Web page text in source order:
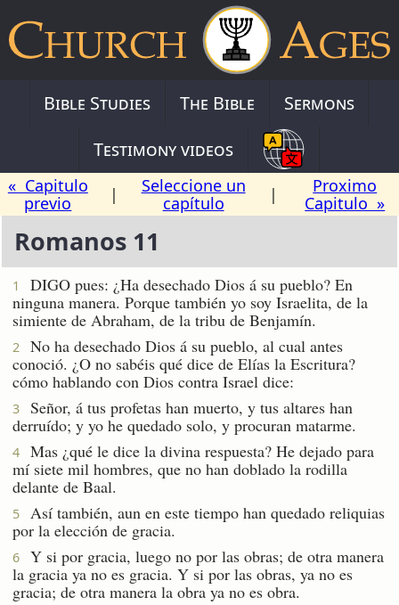
Bible Studies The Bible
Sermons
Testimony videos
« Capitulo
previo
|
Seleccione un
capítulo
|
Proximo
Capitulo »
Romanos 11
1
DIGO pues: ¿Ha desechado Dios á su pueblo? En
ninguna manera. Porque también yo soy Israelita, de la
simiente de Abraham, de la tribu de Benjamín.
2
No ha desechado Dios á su pueblo, al cual antes
conoció. ¿O no sabéis qué dice de Elías la Escritura?
cómo hablando con Dios contra Israel dice:
3
Señor, á tus profetas han muerto, y tus altares han
derruído; y yo he quedado solo, y procuran matarme.
4
Mas ¿qué le dice la divina respuesta? He dejado para
mí siete mil hombres, que no han doblado la rodilla
delante de Baal.
5
Así también, aun en este tiempo han quedado reliquias
por la elección de gracia.
6
Y si por gracia, luego no por las obras; de otra manera
la gracia ya no es gracia. Y si por las obras, ya no es
gracia; de otra manera la obra ya no es obra.